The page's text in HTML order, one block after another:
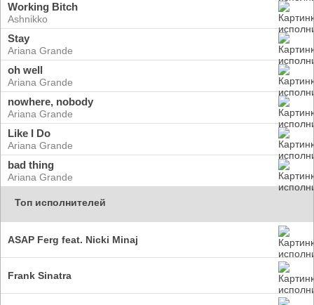
Working Bitch
Ashnikko
Stay
Ariana Grande
oh well
Ariana Grande
nowhere, nobody
Ariana Grande
Like I Do
Ariana Grande
bad thing
Ariana Grande
Топ исполнителей
ASAP Ferg feat. Nicki Minaj
Frank Sinatra